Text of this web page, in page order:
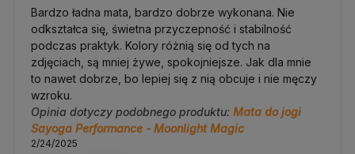
Dla początkujących, które nie wiedzą jeszcze, czy pocą im
się dłonie i stopy.
Dla praktykujących w domu i noszących matę do studia
raz lub dwa razy w tygodniu.
Dla osób szukających przyczepności bez ręcznika i bez
zwilżania maty.
Dla kogo ta mata może nie być
odpowiednia
Bardzo ładna mata, bardzo dobrze wykonana. Nie
odkształca się, świetna przyczepność i stabilność
podczas praktyk. Kolory różnią się od tych na
zdjęciach, są mniej żywe, spokojniejsze. Jak dla mnie
to nawet dobrze, bo lepiej się z nią obcuje i nie męczy
wzroku.
Opinia dotyczy podobnego produktu: Mata do jogi
Sayoga Performance - Moonlight Magic
2/24/2025